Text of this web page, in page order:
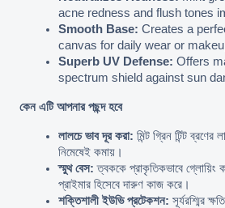
acne redness and flush tones
Smooth Base: Creates a
canvas for daily wear or
Superb UV Defense: Offers
spectrum shield against sun
কেন এটি আপনার পছন্দ হবে
লালচে ভাব দূর করা: মিন্ট গ্রিন টিন্ট
নিমেষেই কমায়।
স্মুথ বেস: ত্বককে প্রাকৃতিকভাবে গ্লোয়িং
প্রাইমার হিসেবে দারুণ কাজ করে।
শক্তিশালী ইউভি প্রটেকশন: সূর্যরশ্মির